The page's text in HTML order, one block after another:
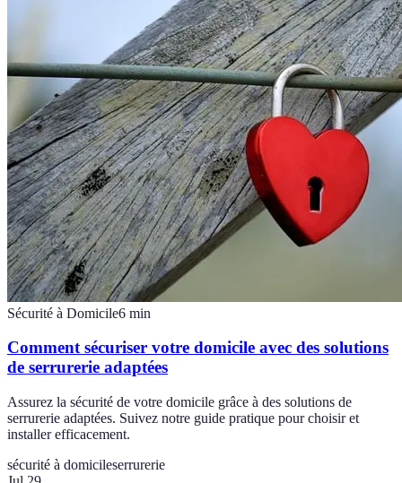
Sécurité à Domicile6 min
Comment sécuriser votre domicile avec des solutions
de serrurerie adaptées
Assurez la sécurité de votre domicile grâce à des solutions de
serrurerie adaptées. Suivez notre guide pratique pour choisir et
installer efficacement.
sécurité à domicileserrurerie